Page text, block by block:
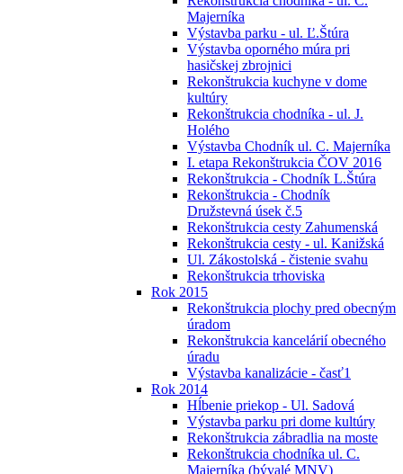
Majerníka
Výstavba parku - ul. Ľ.Štúra
Výstavba oporného múra pri
hasičskej zbrojnici
Rekonštrukcia kuchyne v dome
kultúry
Rekonštrukcia chodníka - ul. J.
Holého
Výstavba Chodník ul. C. Majerníka
I. etapa Rekonštrukcia ČOV 2016
Rekonštrukcia - Chodník L.Štúra
Rekonštrukcia - Chodník
Družstevná úsek č.5
Rekonštrukcia cesty Zahumenská
Rekonštrukcia cesty - ul. Kanižská
Ul. Zákostolská - čistenie svahu
Rekonštrukcia trhoviska
Rok 2015
Rekonštrukcia plochy pred obecným
úradom
Rekonštrukcia kancelárií obecného
úradu
Výstavba kanalizácie - časť1
Rok 2014
Hĺbenie priekop - Ul. Sadová
Výstavba parku pri dome kultúry
Rekonštrukcia zábradlia na moste
Rekonštrukcia chodníka ul. C.
Majerníka (bývalé MNV)